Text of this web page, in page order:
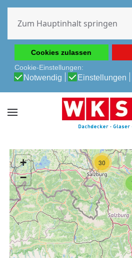
Erfahrung auf unserer Website
Cookie-Richtlinie
Datenschutz-
Cookies zulassen
Cookie-Einstellungen:
Notwendig Einstellungen
Zum Hauptinhalt springen
30
+
−